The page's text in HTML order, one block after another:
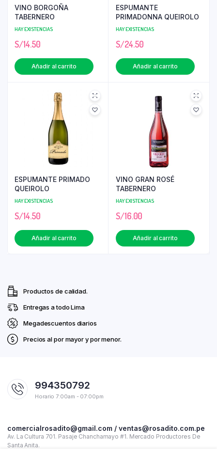
VINO BORGOÑA
TABERNERO
HAY EXISTENCIAS
S/14.50
Añadir al carrito
ESPUMANTE
PRIMADONNA QUEIROLO
HAY EXISTENCIAS
S/24.50
Añadir al carrito
ESPUMANTE PRIMADO
QUEIROLO
HAY EXISTENCIAS
S/14.50
Añadir al carrito
VINO GRAN ROSÉ
TABERNERO
HAY EXISTENCIAS
S/16.00
Añadir al carrito
Productos de calidad.
Entregas a todo Lima
Megadescuentos diarios
Precios al por mayor y por menor.
994350792
Horario 7:00am - 07:00pm
comercialrosadito@gmail.com / ventas@rosadito.com.pe
Av. La Cultura 701. Pasaje Chanchamayo #1. Mercado Productores De
Santa Anita.